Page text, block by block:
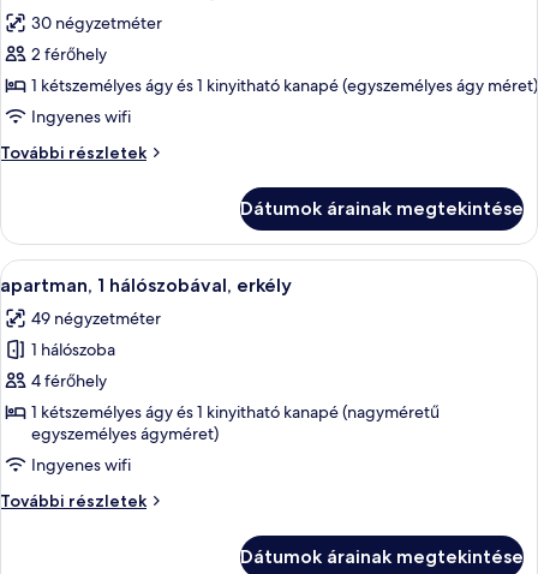
szoba
összes
képének
megtekintése:
Családi
stúdió
30 négyzetméter
2 férőhely
1 kétszemélyes ágy és 1 kinyitható kanapé (egyszemélyes ágy méret)
Ingyenes wifi
További részletek
Családi
részletei
Dátumok árainak megtekintése
A
következő
szoba
összes
képének
megtekintése:
apartman,
1
hálószobával,
apartman, 1 hálószobával, erkély |
23
apartman, 1 hálószobával, erkély
49 négyzetméter
1 hálószoba
4 férőhely
1 kétszemélyes ágy és 1 kinyitható kanapé (nagyméretű
egyszemélyes ágyméret)
Ingyenes wifi
További részletek
apartman,
Dátumok árainak megtekintése